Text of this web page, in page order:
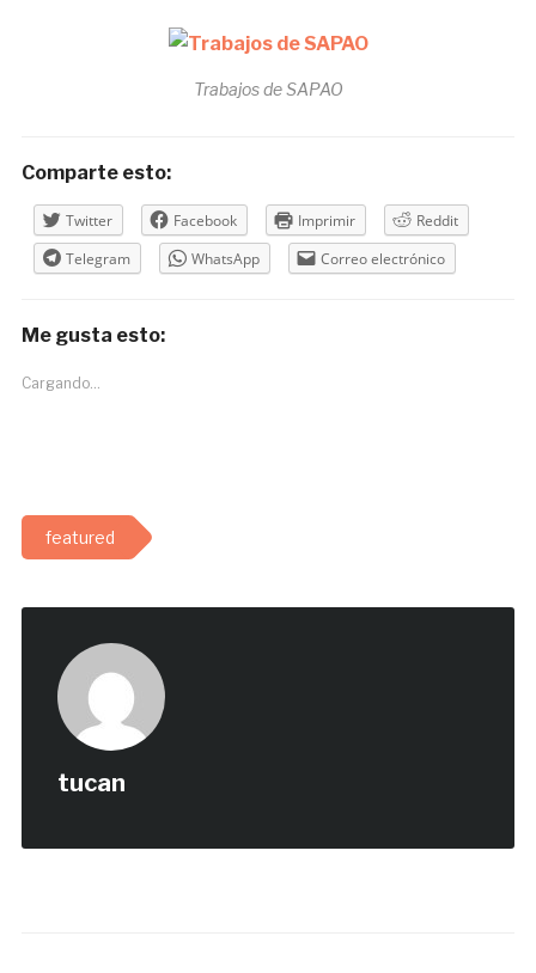
Trabajos de SAPAO
Comparte esto:
Twitter Facebook Imprimir
Reddit
Telegram
WhatsApp Correo electrónico
Me gusta esto:
Cargando...
featured
tucan